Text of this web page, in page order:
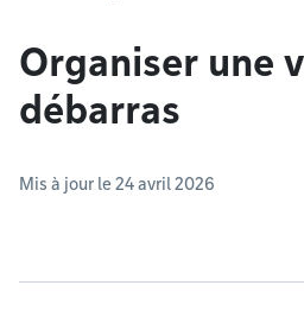
Organiser une
débarras
Mis à jour le 24 avril 2026